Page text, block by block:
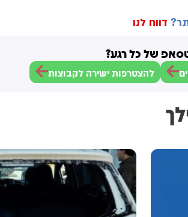
דווח לנו
של כל רגע?
להצטרפות ישירה לקבוצות